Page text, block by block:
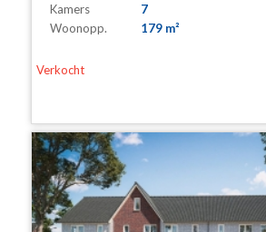
Kamers
7
Woonopp.
179 m²
Verkocht